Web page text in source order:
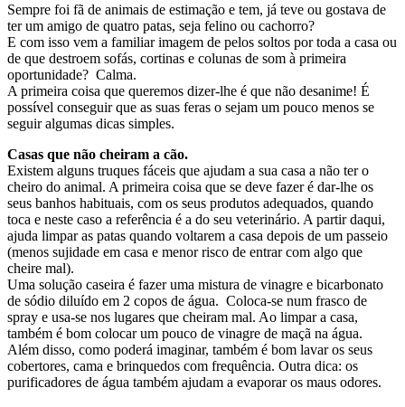
Sempre foi fã de animais de estimação e tem, já teve ou gostava de
ter um amigo de quatro patas, seja felino ou cachorro?
E com isso vem a familiar imagem de pelos soltos por toda a casa ou
de que destroem sofás, cortinas e colunas de som à primeira
oportunidade? Calma.
A primeira coisa que queremos dizer-lhe é que não desanime! É
possível conseguir que as suas feras o sejam um pouco menos se
seguir algumas dicas simples.
Casas que não cheiram a cão.
Existem alguns truques fáceis que ajudam a sua casa a não ter o
cheiro do animal. A primeira coisa que se deve fazer é dar-lhe os
seus banhos habituais, com os seus produtos adequados, quando
toca e neste caso a referência é a do seu veterinário. A partir daqui,
ajuda limpar as patas quando voltarem a casa depois de um passeio
(menos sujidade em casa e menor risco de entrar com algo que
cheire mal).
Uma solução caseira é fazer uma mistura de vinagre e bicarbonato
de sódio diluído em 2 copos de água. Coloca-se num frasco de
spray e usa-se nos lugares que cheiram mal. Ao limpar a casa,
também é bom colocar um pouco de vinagre de maçã na água.
Além disso, como poderá imaginar, também é bom lavar os seus
cobertores, cama e brinquedos com frequência. Outra dica: os
purificadores de água também ajudam a evaporar os maus odores.